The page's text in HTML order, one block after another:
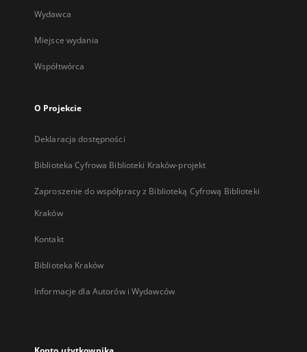
Wydawca
Miejsce wydania
Współtwórca
O Projekcie
Deklaracja dostępności
Biblioteka Cyfrowa Biblioteki Kraków-projekt
Zaproszenie do współpracy z Biblioteką Cyfrową Biblioteki
Kraków
Kontakt
Biblioteka Kraków
Informacje dla Autorów i Wydawców